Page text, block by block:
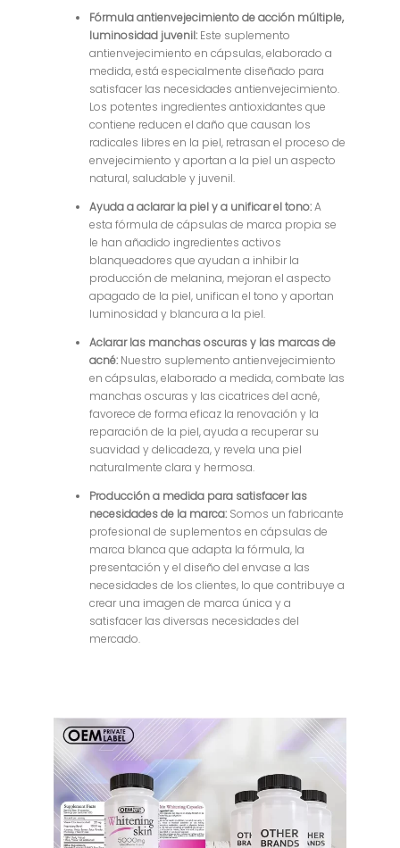
Fórmula antienvejecimiento de acción múltiple,
luminosidad juvenil: Este suplemento
antienvejecimiento en cápsulas, elaborado a
medida, está especialmente diseñado para
satisfacer las necesidades antienvejecimiento.
Los potentes ingredientes antioxidantes que
contiene reducen el daño que causan los
radicales libres en la piel, retrasan el proceso de
envejecimiento y aportan a la piel un aspecto
natural, saludable y juvenil.
Ayuda a aclarar la piel y a unificar el tono:A
esta fórmula de cápsulas de marca propia se
le han añadido ingredientes activos
blanqueadores que ayudan a inhibir la
producción de melanina, mejoran el aspecto
apagado de la piel, unifican el tono y aportan
luminosidad y blancura a la piel.
Aclarar las manchas oscuras y las marcas de
acné: Nuestro suplemento antienvejecimiento
en cápsulas, elaborado a medida, combate las
manchas oscuras y las cicatrices del acné,
favorece de forma eficaz la renovación y la
reparación de la piel, ayuda a recuperar su
suavidad y delicadeza, y revela una piel
naturalmente clara y hermosa.
Producción a medida para satisfacer las
necesidades de la marca: Somos un fabricante
profesional de suplementos en cápsulas de
marca blanca que adapta la fórmula, la
presentación y el diseño del envase a las
necesidades de los clientes, lo que contribuye a
crear una imagen de marca única y a
satisfacer las diversas necesidades del
mercado.